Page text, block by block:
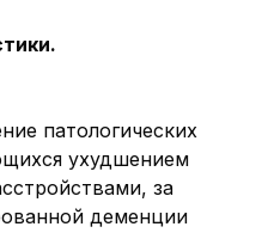
патологических
ухудшением
за
деменции